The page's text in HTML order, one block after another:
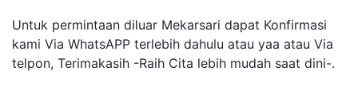
Untuk permintaan diluar Mekarsari dapat Konfirmasi
kami Via WhatsAPP terlebih dahulu atau yaa atau Via
telpon, Terimakasih -Raih Cita lebih mudah saat dini-.